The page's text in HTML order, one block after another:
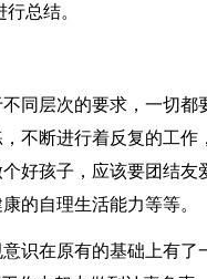
总结。
同层次的要求，一切
不断进行着反复的工作
好孩子，应该要团结友
的自理生活能力等等。
识在原有的基础上有了